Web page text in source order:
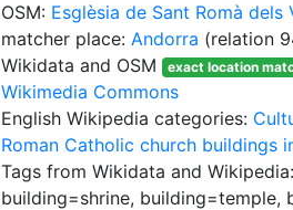
OSM: Esglèsia de Sant Romà dels
matcher place: Andorra (relation
Wikidata and OSM
exact location
Wikimedia Commons
English Wikipedia categories:
Roman Catholic church buildings
Tags from Wikidata and
building=shrine, building=temple,